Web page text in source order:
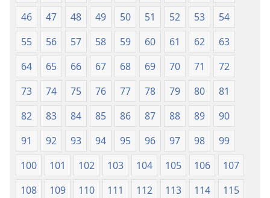
46
47 48 49 50 51 52 53
54
55
56 57 58 59 60 61 62
63
64
65 66 67 68 69 70 71
72
73
74 75 76 77 78 79 80
81
82
83 84 85 86 87 88 89
90
91
92 93 94 95 96 97 98
99
100
101 102 103 104 105 106
107
108
109 110 111 112 113 114
115